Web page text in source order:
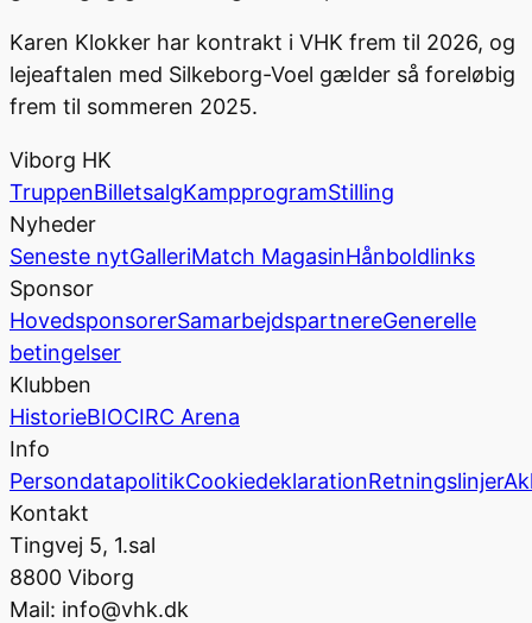
Karen Klokker har kontrakt i VHK frem til 2026, og
lejeaftalen med Silkeborg-Voel gælder så foreløbig
frem til sommeren 2025.
Viborg HK
TruppenBilletsalgKampprogramStilling
Nyheder
Seneste nytGalleriMatch MagasinHånboldlinks
Sponsor
HovedsponsorerSamarbejdspartnereGenerelle
betingelser
Klubben
HistorieBIOCIRC Arena
Info
PersondatapolitikCookiedeklarationRetningslinjer
Kontakt
Tingvej 5, 1.sal
8800 Viborg
Mail: info@vhk.dk